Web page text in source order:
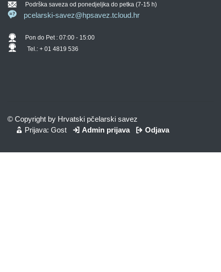
Podrška saveza od ponedjeljka do petka (7-15 h)
pcelarski-savez@hpsavez.tcloud.hr
Pon do Pet : 07:00 - 15:00
Tel.: + 01 4819 536
© Copyright by Hrvatski pčelarski savez
Prijava: Gost
Admin prijava Odjava